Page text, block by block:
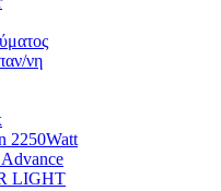
νη
2250Watt
LIGHT